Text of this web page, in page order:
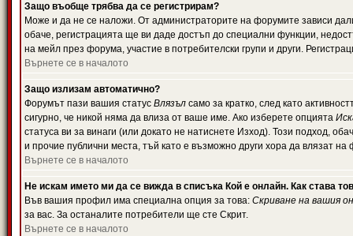
Защо въобще трябва да се регистрирам?
Може и да не се наложи. От администраторите на форумите зависи
обаче, регистрацията ще ви даде достъп до специални функции,
на мейл през форума, участие в потребителски групи и други.
Върнете се в началото
Защо излизам автоматично?
Форумът пази вашия статус Влязъл само за кратко, след като
сигурно, че никой няма да влиза от ваше име. Ако изберете опцията
статуса ви за винаги (или докато не натиснете Изход). Този подход,
и прочие публични места, тъй като е възможно други хора да влязат
Върнете се в началото
Не искам името ми да се вижда в списъка Кой е онлайн. Как става
Във вашия профил има специална опция за това: Скриване на вашия
за вас. За останалите потребители ще сте Скрит.
Върнете се в началото